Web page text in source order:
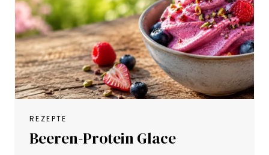
REZEPTE
Beeren-Protein Glace